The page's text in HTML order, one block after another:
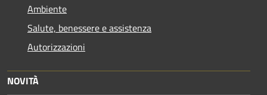
Ambiente
Salute, benessere e assistenza
Autorizzazioni
NOVITÀ